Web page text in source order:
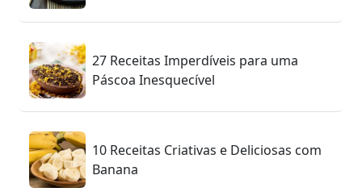
27 Receitas Imperdíveis para uma
Páscoa Inesquecível
10 Receitas Criativas e Deliciosas com
Banana